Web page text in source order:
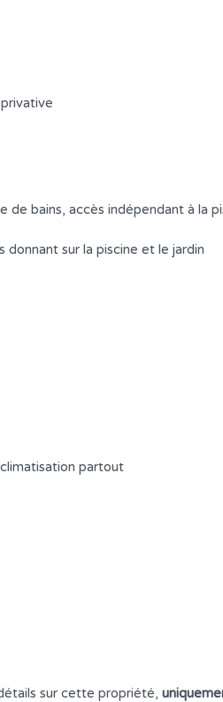
de bains, accès indépendant à la
sur la piscine et le jardin
partout
sur cette propriété,
Maison (House